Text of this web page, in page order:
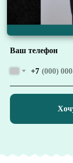
Ваш телефон
+7